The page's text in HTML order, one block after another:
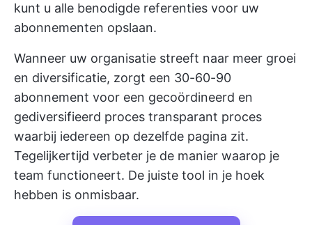
kunt u alle benodigde referenties voor uw
abonnementen opslaan.
Wanneer uw organisatie streeft naar meer groei
en diversificatie, zorgt een 30-60-90
abonnement voor een gecoördineerd en
gediversifieerd proces transparant proces
waarbij iedereen op dezelfde pagina zit.
Tegelijkertijd verbeter je de manier waarop je
team functioneert. De juiste tool in je hoek
hebben is onmisbaar.